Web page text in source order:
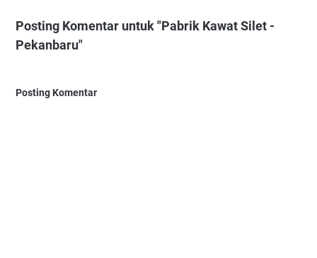
Posting Komentar untuk "Pabrik Kawat Silet -
Pekanbaru"
Posting Komentar